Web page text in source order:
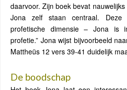
daarvoor. Zijn boek bevat
Jona zelf staan centraal.
profetische dimensie – Jona is
profetie.” Jona wijst bijvoorbeeld
Mattheüs 12 vers 39-41 duidelijk
De boodschap